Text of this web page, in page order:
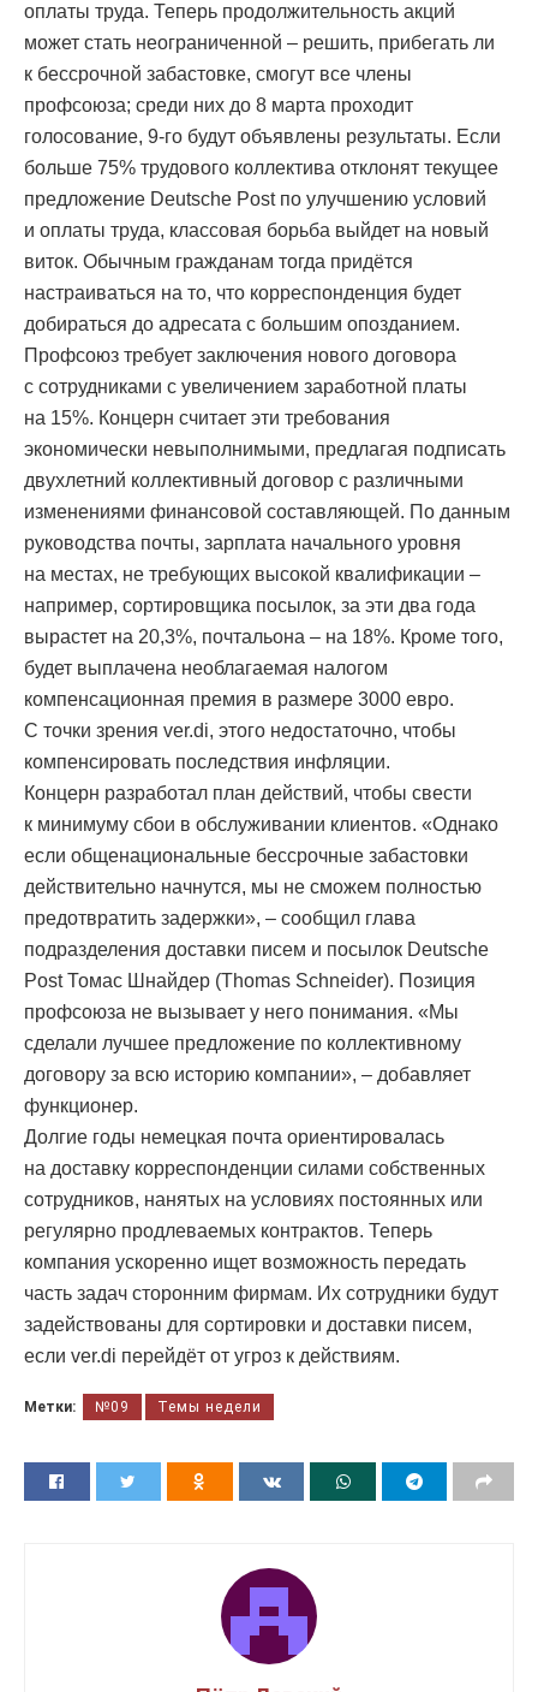
оплаты труда. Теперь продолжительность акций
может стать неограниченной – решить, прибегать ли
к бессрочной забастовке, смогут все члены
профсоюза; среди них до 8 марта проходит
голосование, 9-го будут объявлены результаты. Если
больше 75% трудового коллектива отклонят текущее
предложение Deutsche Post по улучшению условий
и оплаты труда, классовая борьба выйдет на новый
виток. Обычным гражданам тогда придётся
настраиваться на то, что корреспонденция будет
добираться до адресата с большим опозданием.
Профсоюз требует заключения нового договора
с сотрудниками с увеличением заработной платы
на 15%. Концерн считает эти требования
экономически невыполнимыми, предлагая подписать
двухлетний коллективный договор с различными
изменениями финансовой составляющей. По данным
руководства почты, зарплата начального уровня
на местах, не требующих высокой квалификации –
например, сортировщика посылок, за эти два года
вырастет на 20,3%, почтальона – на 18%. Кроме того,
будет выплачена необлагаемая налогом
компенсационная премия в размере 3000 евро.
С точки зрения ver.di, этого недостаточно, чтобы
компенсировать последствия инфляции.
Концерн разработал план действий, чтобы свести
к минимуму сбои в обслуживании клиентов. «Однако
если общенациональные бессрочные забастовки
действительно начнутся, мы не сможем полностью
предотвратить задержки», – сообщил глава
подразделения доставки писем и посылок Deutsche
Post Томас Шнайдер (Thomas Schneider). Позиция
профсоюза не вызывает у него понимания. «Мы
сделали лучшее предложение по коллективному
договору за всю историю компании», – добавляет
функционер.
Долгие годы немецкая почта ориентировалась
на доставку корреспонденции силами собственных
сотрудников, нанятых на условиях постоянных или
регулярно продлеваемых контрактов. Теперь
компания ускоренно ищет возможность передать
часть задач сторонним фирмам. Их сотрудники будут
задействованы для сортировки и доставки писем,
если ver.di перейдёт от угроз к действиям.
Метки: №09 Темы недели